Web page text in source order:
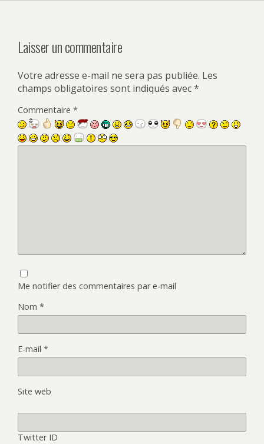
Laisser un commentaire
Votre adresse e-mail ne sera pas publiée. Les
champs obligatoires sont indiqués avec*
Commentaire *
Me notifier des commentaires par e-mail
Nom *
E-mail *
Site web
Twitter ID